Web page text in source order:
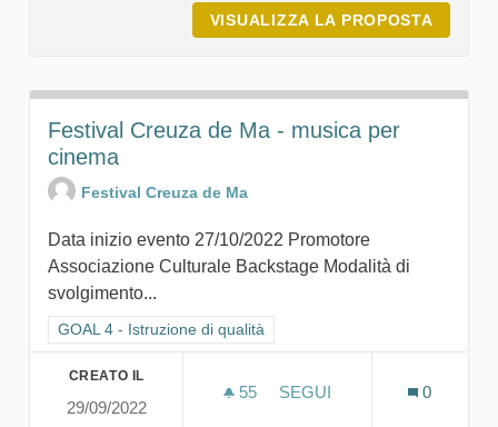
VISUALIZZA LA PROPOSTA
Festival Creuza de Ma - musica per
cinema
Festival Creuza de Ma
Data inizio evento 27/10/2022 Promotore
Associazione Culturale Backstage Modalità di
svolgimento...
Filtra i risultati per categoria: GOAL 4 - Istruzione di qualità
GOAL 4 - Istruzione di qualità
CREATO IL
29/09/2022
55 55 SOSTENITORI
SEGUI
0